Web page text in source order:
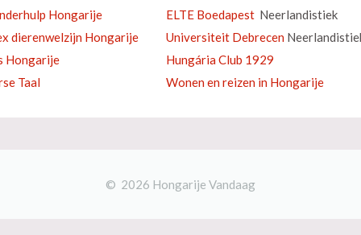
Hongarije ELTE Boedapest Neerlandistiek
dierenwelzijn Hongarije Universiteit Debrecen
Hongarije
Hungária Club 1929
Taal Wonen en reizen in Hongarije
© 2026 Hongarije Vandaag